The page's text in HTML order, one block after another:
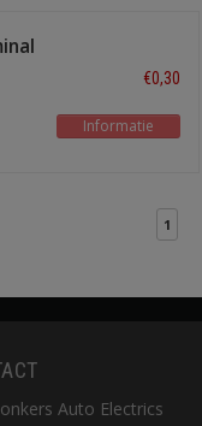
€0,30
Informatie
1
Auto Electrics